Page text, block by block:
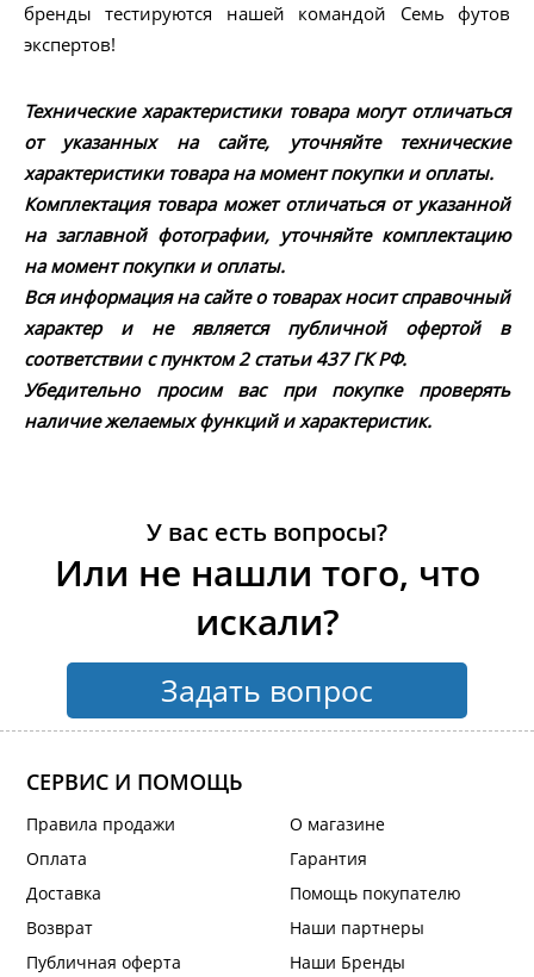
бренды тестируются нашей командой Семь футов
экспертов!
Технические характеристики товара могут отличаться
от указанных на сайте, уточняйте технические
характеристики товара на момент покупки и оплаты.
Комплектация товара может отличаться от указанной
на заглавной фотографии, уточняйте комплектацию
на момент покупки и оплаты.
Вся информация на сайте о товарах носит справочный
характер и не является публичной офертой в
соответствии с пунктом 2 статьи 437 ГК РФ.
Убедительно просим вас при покупке проверять
наличие желаемых функций и характеристик.
У вас есть вопросы?
Или не нашли того, что
искали?
Задать вопрос
СЕРВИС И ПОМОЩЬ
Правила продажи
Оплата
Доставка
Возврат
Публичная оферта
О магазине
Гарантия
Помощь покупателю
Наши партнеры
Наши Бренды